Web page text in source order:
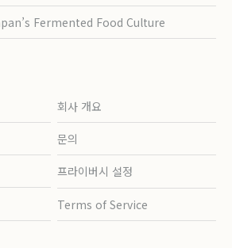
Fermented Food Culture
회사 개요
문의
프라이버시 설정
Terms of Service